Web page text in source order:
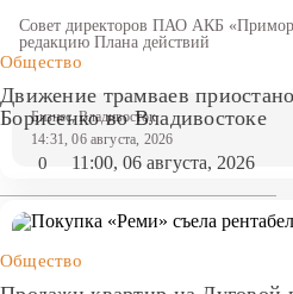
Общество
Движение трамваев
Борисенко во Владивостоке
0 11:00, 06 августа, 2026
Общество
Совет директоров ПАО АКБ
редакцию Плана действий
Бизнес, Владивосток
14:31, 06 августа, 2026